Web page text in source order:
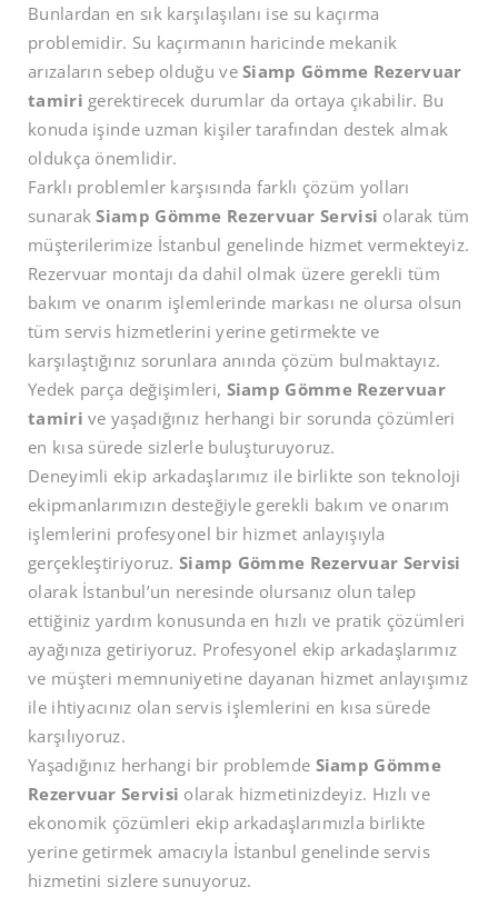
Bunlardan en sık karşılaşılanı ise su kaçırma
problemidir. Su kaçırmanın haricinde mekanik
arızaların sebep olduğu veSiamp Gömme Rezervuar
tamiri gerektirecek durumlar da ortaya çıkabilir. Bu
konuda işinde uzman kişiler tarafından destek almak
oldukça önemlidir.
Farklı problemler karşısında farklı çözüm yolları
sunarakSiamp Gömme Rezervuar Servisi olarak tüm
müşterilerimize İstanbul genelinde hizmet vermekteyiz.
Rezervuar montajı da dahil olmak üzere gerekli tüm
bakım ve onarım işlemlerinde markası ne olursa olsun
tüm servis hizmetlerini yerine getirmekte ve
karşılaştığınız sorunlara anında çözüm bulmaktayız.
Yedek parça değişimleri, Siamp Gömme Rezervuar
tamirive yaşadığınız herhangi bir sorunda çözümleri
en kısa sürede sizlerle buluşturuyoruz.
Deneyimli ekip arkadaşlarımız ile birlikte son teknoloji
ekipmanlarımızın desteğiyle gerekli bakım ve onarım
işlemlerini profesyonel bir hizmet anlayışıyla
gerçekleştiriyoruz. Siamp Gömme Rezervuar Servisi
olarak İstanbul’un neresinde olursanız olun talep
ettiğiniz yardım konusunda en hızlı ve pratik çözümleri
ayağınıza getiriyoruz. Profesyonel ekip arkadaşlarımız
ve müşteri memnuniyetine dayanan hizmet anlayışımız
ile ihtiyacınız olan servis işlemlerini en kısa sürede
karşılıyoruz.
Yaşadığınız herhangi bir problemde Siamp Gömme
Rezervuar Servisi olarak hizmetinizdeyiz. Hızlı ve
ekonomik çözümleri ekip arkadaşlarımızla birlikte
yerine getirmek amacıyla İstanbul genelinde servis
hizmetini sizlere sunuyoruz.